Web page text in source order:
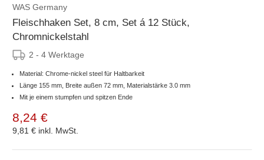
WAS Germany
Fleischhaken Set, 8 cm, Set á 12 Stück,
Chromnickelstahl
2 - 4 Werktage
Material: Chrome-nickel steel für Haltbarkeit
Länge 155 mm, Breite außen 72 mm, Materialstärke 3.0 mm
Mit je einem stumpfen und spitzen Ende
8,24 €
9,81 € inkl. MwSt.